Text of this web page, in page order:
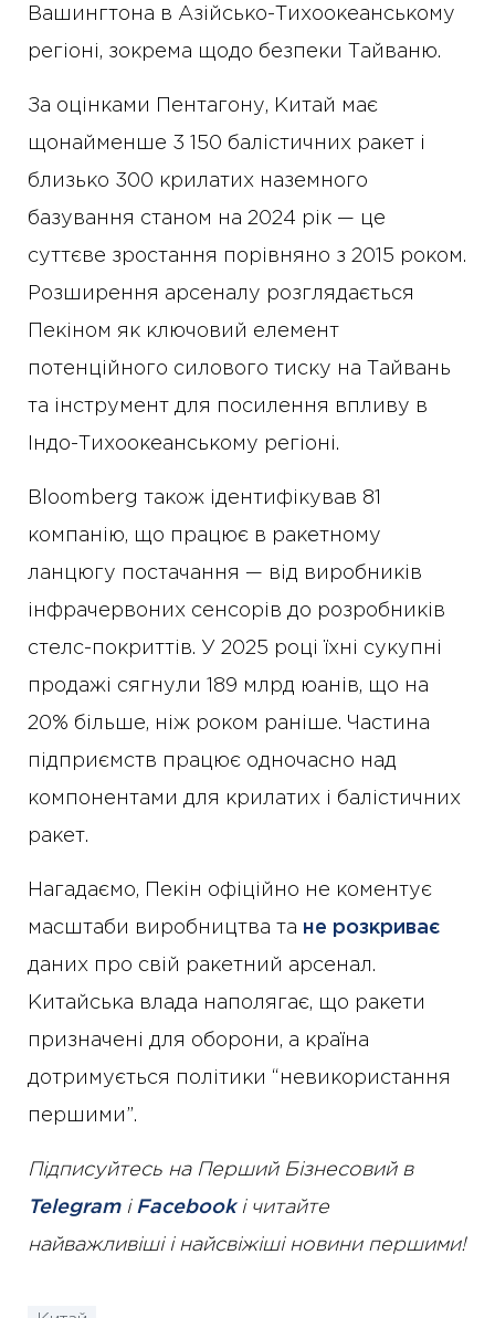
Вашингтона в Азійсько-Тихоокеанському
регіоні, зокрема щодо безпеки Тайваню.
За оцінками Пентагону, Китай має
щонайменше 3 150 балістичних ракет і
близько 300 крилатих наземного
базування станом на 2024 рік — це
суттєве зростання порівняно з 2015 роком.
Розширення арсеналу розглядається
Пекіном як ключовий елемент
потенційного силового тиску на Тайвань
та інструмент для посилення впливу в
Індо-Тихоокеанському регіоні.
Bloomberg також ідентифікував 81
компанію, що працює в ракетному
ланцюгу постачання — від виробників
інфрачервоних сенсорів до розробників
стелс-покриттів. У 2025 році їхні сукупні
продажі сягнули 189 млрд юанів, що на
20% більше, ніж роком раніше. Частина
підприємств працює одночасно над
компонентами для крилатих і балістичних
ракет.
Нагадаємо, Пекін офіційно не коментує
масштаби виробництва та не розкриває
даних про свій ракетний арсенал.
Китайська влада наполягає, що ракети
призначені для оборони, а країна
дотримується політики “невикористання
першими”.
Підписуйтесь на Перший Бізнесовий в
Telegramі Facebookі читайте
найважливіші і найсвіжіші новини першими!